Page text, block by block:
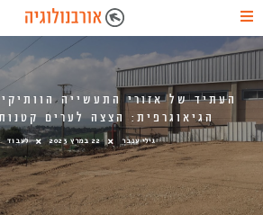
העתיד של אזורי התעשייה
הגיאוגרפית: הצצה לערים
גילי ענבר 22 במרץ 2023 לעבוד